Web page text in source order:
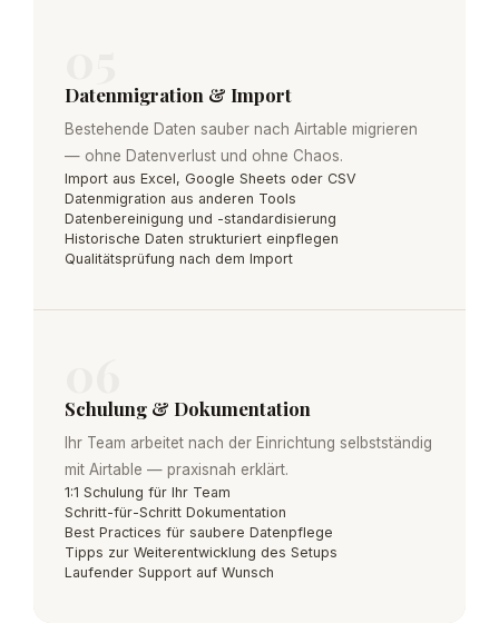
Datenmigration & Import
Bestehende Daten sauber nach Airtable migrieren
— ohne Datenverlust und ohne Chaos.
Import aus Excel, Google Sheets oder CSV
Datenmigration aus anderen Tools
Datenbereinigung und -standardisierung
Historische Daten strukturiert einpflegen
Qualitätsprüfung nach dem Import
Schulung & Dokumentation
Ihr Team arbeitet nach der Einrichtung selbstständig
mit Airtable — praxisnah erklärt.
1:1 Schulung für Ihr Team
Schritt-für-Schritt Dokumentation
Best Practices für saubere Datenpflege
Tipps zur Weiterentwicklung des Setups
Laufender Support auf Wunsch